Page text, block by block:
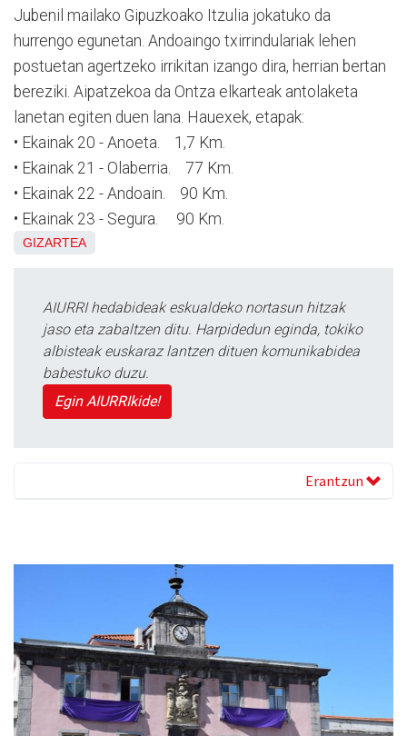
Jubenil mailako Gipuzkoako Itzulia jokatuko da
hurrengo egunetan. Andoaingo txirrindulariak lehen
postuetan agertzeko irrikitan izango dira, herrian bertan
bereziki. Aipatzekoa da Ontza elkarteak antolaketa
lanetan egiten duen lana. Hauexek, etapak:
• Ekainak 20 - Anoeta. 1,7 Km.
• Ekainak 21 - Olaberria. 77 Km.
• Ekainak 22 - Andoain. 90 Km.
• Ekainak 23 - Segura. 90 Km.
GIZARTEA
AIURRI hedabideak eskualdeko nortasun hitzak
jaso eta zabaltzen ditu. Harpidedun eginda, tokiko
albisteak euskaraz lantzen dituen komunikabidea
babestuko duzu.
Egin AIURRIkide!
Erantzun